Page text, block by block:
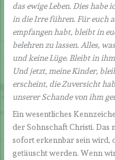
das ewige Leben. Dies habe
in die Irre führen. Für euch
empfangen habt, bleibt in
belehren zu lassen. Alles,
und keine Lüge. Bleibt in
Und jetzt, meine Kinder,
erscheint, die Zuversicht
unserer Schande von ihm
Ein wesentliches
der Sohnschaft Christi. Das
sofort erkennbar sein wird,
getäuscht werden. Wenn